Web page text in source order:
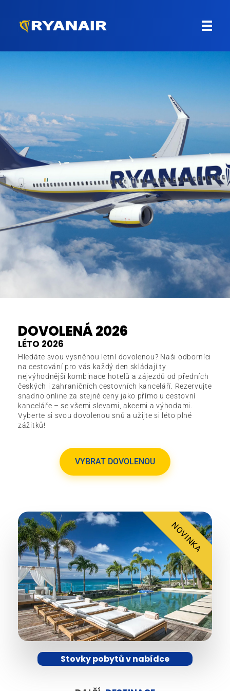
DOVOLENÁ 2026
LÉTO 2026
Hledáte svou vysněnou letní dovolenou? Naši odborníci
na cestování pro vás každý den skládají ty
nejvýhodnější kombinace hotelů a zájezdů od předních
českých i zahraničních cestovních kanceláří. Rezervujte
snadno online za stejné ceny jako přímo u cestovní
kanceláře – se všemi slevami, akcemi a výhodami.
Vyberte si svou dovolenou snů a užijte si léto plné
zážitků!
VYBRAT DOVOLENOU
NOVINKA
Stovky pobytů v nabídce